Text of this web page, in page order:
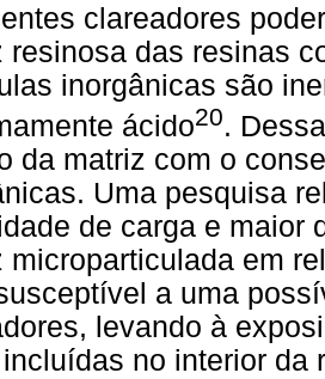
clareadores
resinosa das resinas
inorgânicas são
ácido20.
da matriz com o
Uma pesquisa
de carga e maior
microparticulada em
a uma
levando à
no interior da